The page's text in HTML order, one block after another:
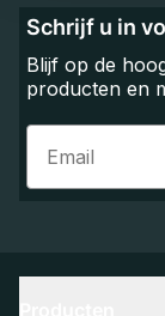
Schrijf u in
Blijf op de
producten en
Email